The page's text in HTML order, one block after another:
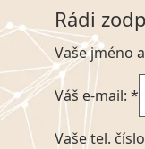
Rádi
Vaše jméno
Váš e-mail: *
Vaše tel.